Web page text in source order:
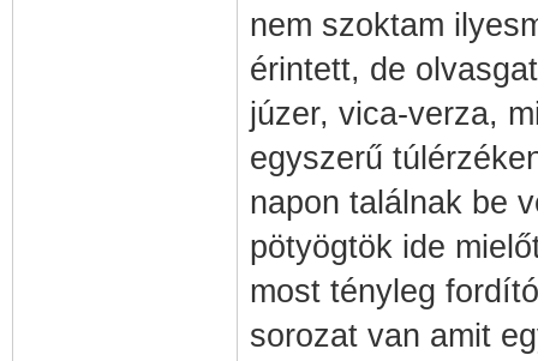
nem szoktam
érintett, de
júzer, vica-verza,
egyszerű
napon találnak be
pötyögtök ide
most tényleg
sorozat van amit